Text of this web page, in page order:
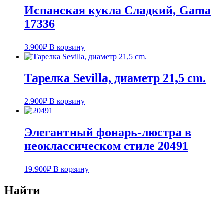
Испанская кукла Cладкий, Gama
17336
3.900₽ В корзину
Тарелка Sevilla, диаметр 21,5 cm.
2.900₽ В корзину
Элегантный фонарь-люстра в
неоклассическом стиле 20491
19.900₽ В корзину
Найти